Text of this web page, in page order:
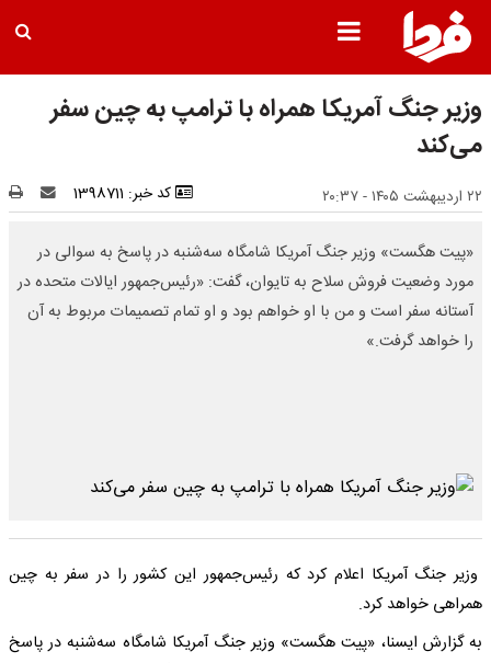
وزیر جنگ آمریکا همراه با ترامپ به چین سفر
می‌کند
۲۲ اردیبهشت ۱۴۰۵ - ۲۰:۳۷ کد خبر: 1398711
«پیت هگست» وزیر جنگ آمریکا شامگاه سه‌شنبه در پاسخ به سوالی در
مورد وضعیت فروش سلاح به تایوان، گفت: «رئیس‌جمهور ایالات متحده در
آستانه سفر است و من با او خواهم بود و او تمام تصمیمات مربوط به آن
را خواهد گرفت.»
وزیر جنگ آمریکا اعلام کرد که رئیس‌جمهور این کشور را در سفر به چین
همراهی خواهد کرد.
به گزارش ایسنا، «پیت هگست» وزیر جنگ آمریکا شامگاه سه‌شنبه در پاسخ